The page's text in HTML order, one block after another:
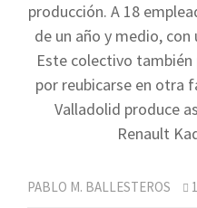
producción. A 18
de un año y medio,
Este colectivo también
por reubicarse en otra
Valladolid produce
Renault
PABLO M. BALLESTEROS